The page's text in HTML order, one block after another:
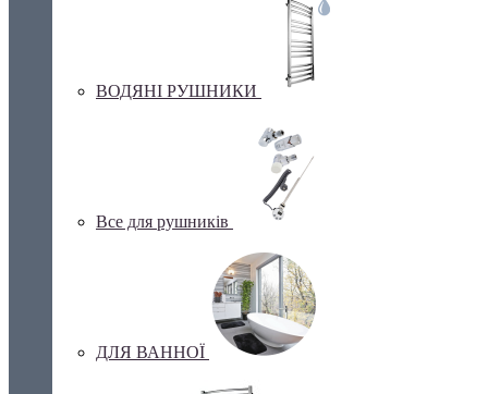
ВОДЯНІ РУШНИКИ
Все для рушників
ДЛЯ ВАННОЇ